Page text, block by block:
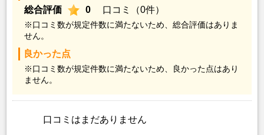
総合評価
0 口コミ（0件）
※口コミ数が規定件数に満たないため、総合評価はありま
せん。
良かった点
※口コミ数が規定件数に満たないため、良かった点はあり
ません。
口コミはまだありません